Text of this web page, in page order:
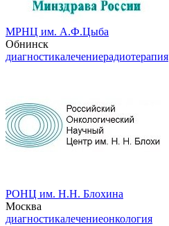
МРНЦ им. А.Ф.Цыба
Обнинск
диагностикалечениерадиотерапия
РОНЦ им. Н.Н. Блохина
Москва
диагностикалечениеонкология